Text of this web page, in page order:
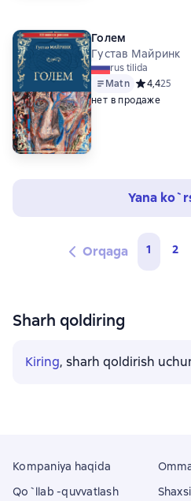
Голем
Густав Майринк
rus tilida
Matn Средний
4,425
нет в продаже
Yana
Orqaga 1 2
Sharh qoldiring
Kiring, sharh qoldirish
Kompaniya haqida
Qo`llab -quvvatlash